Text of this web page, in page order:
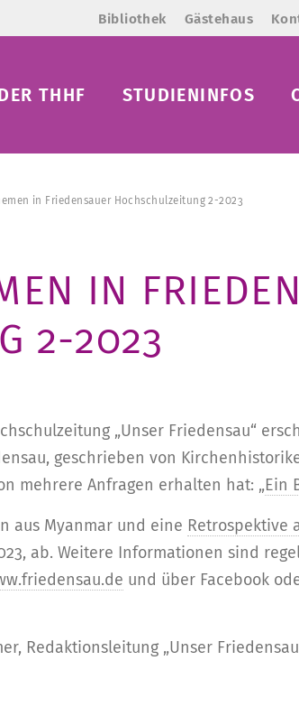
Bibliothek Gästehaus
THHF STUDIENINFOS
in Friedensauer Hochschulzeitung 2-2023
IN
2-2023
„Unser Friedensau“
geschrieben von
mehrere Anfragen erhalten hat: „Ein
aus Myanmar und eine Retrospektive
ab. Weitere Informationen sind
und über Facebook
Redaktionsleitung „Unser